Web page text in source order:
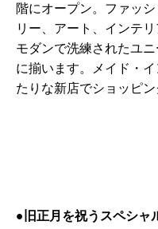
階にオープン。ファッ
リー、アート、インテリ
モダンで洗練されたユ
に揃います。メイド・
たりな新店でショッピン
●旧正月を祝うスペシャ